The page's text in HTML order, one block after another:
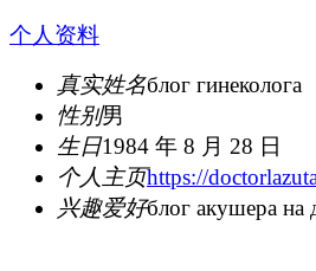
个人资料
真实姓名блог гинеколога
性别男
生日1984 年 8 月 28 日
个人主页https://
兴趣爱好блог акушера на